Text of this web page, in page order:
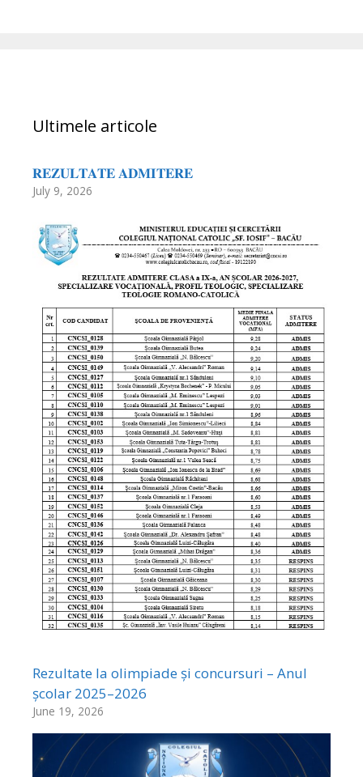
Ultimele articole
𝐑𝐄𝐙𝐔𝐋𝐓𝐀𝐓𝐄 𝐀𝐃𝐌𝐈𝐓𝐄𝐑𝐄
July 9, 2026
Rezultate la olimpiade și concursuri – Anul
școlar 2025–2026
June 19, 2026